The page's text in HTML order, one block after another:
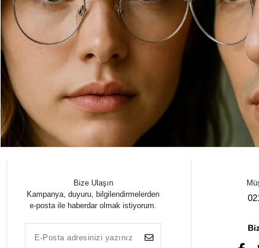
Bize Ulaşın
Kampanya, duyuru, bilgilendirmelerden
e-posta ile haberdar olmak istiyorum.